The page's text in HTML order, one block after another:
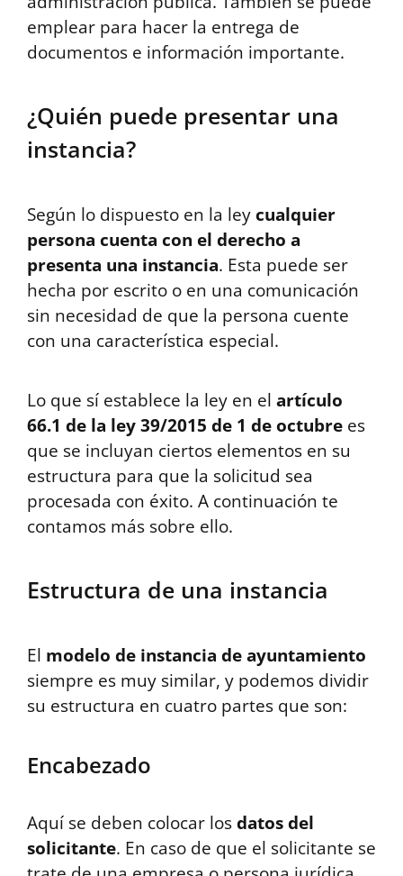
emplear para hacer la entrega de
documentos e información importante.
¿Quién puede presentar una
instancia?
Según lo dispuesto en la leycualquier
persona cuenta con el derecho a
presenta una instancia. Esta puede ser
hecha por escrito o en una comunicación
sin necesidad de que la persona cuente
con una característica especial.
Lo que sí establece la ley en el artículo
66.1 de la ley 39/2015 de 1 de octubre es
que se incluyan ciertos elementos en su
estructura para que la solicitud sea
procesada con éxito. A continuación te
contamos más sobre ello.
Estructura de una instancia
El modelo de instancia de ayuntamiento
siempre es muy similar, y podemos dividir
su estructura en cuatro partes que son:
Encabezado
Aquí se deben colocar losdatos del
solicitante. En caso de que el solicitante se